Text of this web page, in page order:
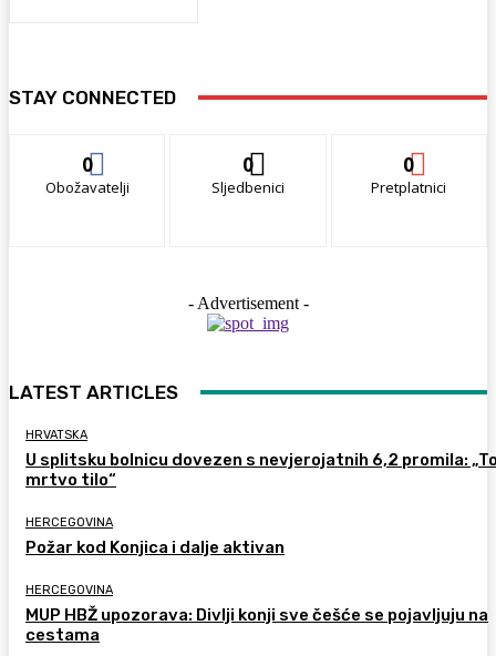
STAY CONNECTED
0
Obožavatelji
0
Sljedbenici
0
Pretplatnici
- Advertisement -
LATEST ARTICLES
HRVATSKA
U splitsku bolnicu dovezen s nevjerojatnih 6,2 promila:
mrtvo tilo“
HERCEGOVINA
Požar kod Konjica i dalje aktivan
HERCEGOVINA
MUP HBŽ upozorava: Divlji konji sve češće se pojavljuju na
cestama